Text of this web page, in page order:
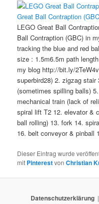
Great Ball Contraption
LEGO Great Ball
Ball Contraption (GBC) in
tracking the blue and red
size : 1.5m6.5m path
my blog http://bit.ly/
superbird28) 2. zigzag
(sometimes spilling balls)
mechanical train (lack of
spiral lift T2 12. elevator &
ball rolling) 13. fork 14.
16. belt conveyor & pinball
Dieser Eintrag wurde
mit PinterestvonChristian
Datenschutzerklärung